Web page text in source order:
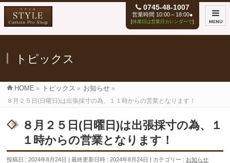
0745-48-1007
営業時間 10:00～18:00●
[休業日は営業日カレンダーで] MENU
トピックス
HOME » トピックス » お知らせ »
８月２５日(日曜日)は出張採寸の為、１１時からの営業となります！
８月２５日(日曜日)は出張採寸の為、１
１時からの営業となります！
投稿日 : 2024年8月24日 最終更新日時 : 2024年8月24日 カテゴリー : お知らせ